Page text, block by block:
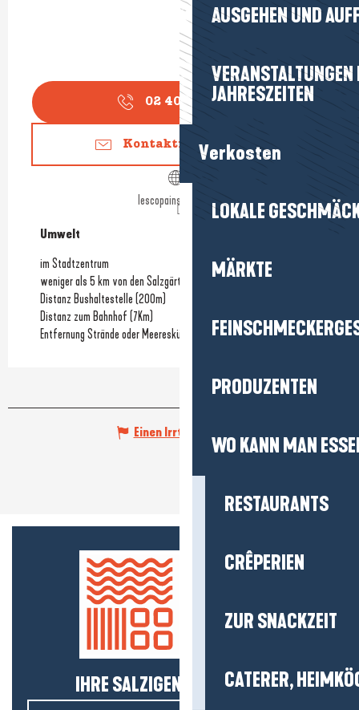
AUSGEHEN UND
JAHRESZEITEN
Verkosten
LOKALE
MÄRKTE
PRODUZENTEN
WO KANN MAN
RESTAURANTS
CRÊPERIEN
ZUR SNACKZEIT
CATERER,
02 40 42 63▒▒
Kontaktieren Sie uns
lescopainsdamour.fr
Umwelt
Umwelt
im Stadtzentrum
weniger als 5 km von den Salzgärten entfernt
Distanz Bushaltestelle (200m)
Distanz zum Bahnhof (7Km)
Entfernung Strände oder Meeresküste
(7Km)
Einen Irrtum angeben
IHRE SALZIGEN NEUIGKEITEN!